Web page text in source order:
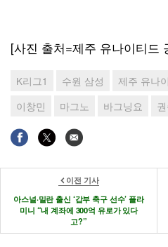
[사진 출처=제주 유나이티드
K리그1 수원 삼성 제주 유나
이창민
마그노 바그닝요
이전 기사
아스널·밀란 출신 ‘갑부 축구 선수’ 플라
미니 “내 계좌에 300억 유로가 있다
고?”